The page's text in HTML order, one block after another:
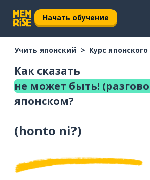
Начать обучение
Учить японский Курс
Как сказать
не может быть!
японском?
(honto ni?)